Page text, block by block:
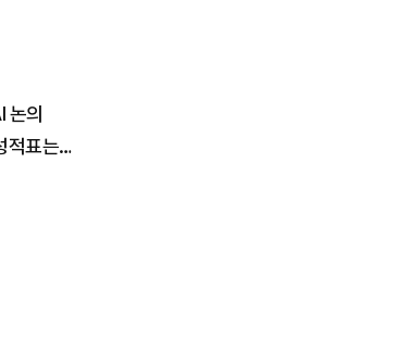
논의
적표는…